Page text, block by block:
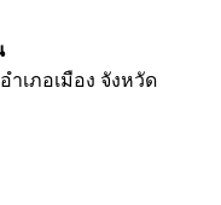
ำเภอเมือง จังหวัด